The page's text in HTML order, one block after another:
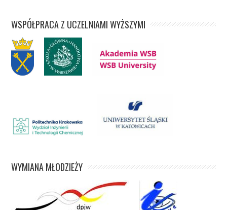
WSPÓŁPRACA Z UCZELNIAMI WYŻSZYMI
WYMIANA MŁODZIEŻY